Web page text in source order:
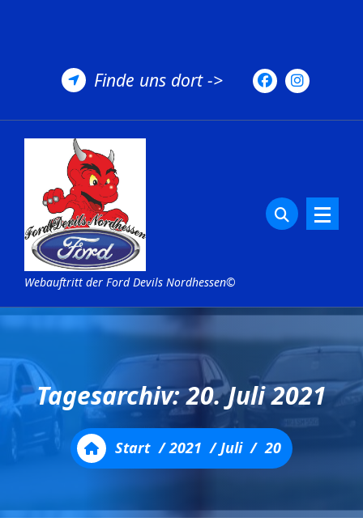
Finde uns dort ->
Webauftritt der Ford Devils Nordhessen©
Tagesarchiv: 20. Juli 2021
Start /2021 /Juli/ 20